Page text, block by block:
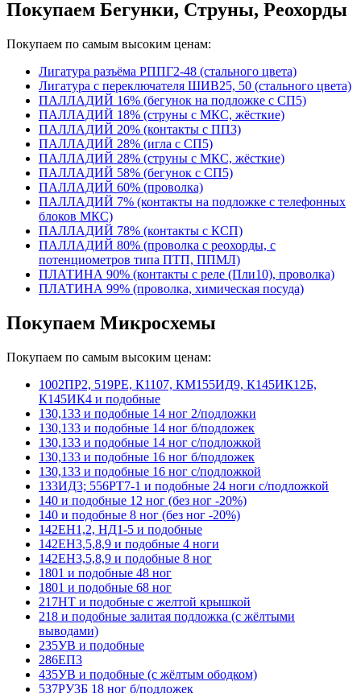
Покупаем Бегунки, Струны, Реохорды
Покупаем по самым высоким ценам:
Лигатура разъёма РППГ2-48 (стального цвета)
Лигатура с переключателя ШИВ25, 50 (стального цвета)
ПАЛЛАДИЙ 16% (бегунок на подложке с СП5)
ПАЛЛАДИЙ 18% (струны с МКС, жёсткие)
ПАЛЛАДИЙ 20% (контакты с ПП3)
ПАЛЛАДИЙ 28% (игла с СП5)
ПАЛЛАДИЙ 28% (струны с МКС, жёсткие)
ПАЛЛАДИЙ 58% (бегунок с СП5)
ПАЛЛАДИЙ 60% (проволка)
ПАЛЛАДИЙ 7% (контакты на подложке с телефонных
блоков МКС)
ПАЛЛАДИЙ 78% (контакты с КСП)
ПАЛЛАДИЙ 80% (проволка с реохорды, с
потенциометров типа ПТП, ППМЛ)
ПЛАТИНА 90% (контакты с реле (Пли10), проволка)
ПЛАТИНА 99% (проволка, химическая посуда)
Покупаем Микросхемы
Покупаем по самым высоким ценам:
1002ПР2, 519РЕ, К1107, КМ155ИД9, К145ИК12Б,
К145ИК4 и подобные
130,133 и подобные 14 ног 2/подложки
130,133 и подобные 14 ног б/подложек
130,133 и подобные 14 ног с/подложкой
130,133 и подобные 16 ног б/подложек
130,133 и подобные 16 ног с/подложкой
133ИД3; 556РТ7-1 и подобные 24 ноги с/подложкой
140 и подобные 12 ног (без ног -20%)
140 и подобные 8 ног (без ног -20%)
142ЕН1,2, НД1-5 и подобные
142ЕН3,5,8,9 и подобные 4 ноги
142ЕН3,5,8,9 и подобные 8 ног
1801 и подобные 48 ног
1801 и подобные 68 ног
217НТ и подобные с желтой крышкой
218 и подобные залитая подложка (с жёлтыми
выводами)
235УВ и подобные
286ЕП3
435УВ и подобные (с жёлтым ободком)
537РУ3Б 18 ног б/подложек